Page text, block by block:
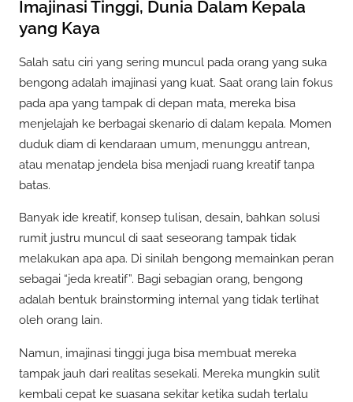
Imajinasi Tinggi, Dunia Dalam Kepala
yang Kaya
Salah satu ciri yang sering muncul pada orang yang suka
bengong adalah imajinasi yang kuat. Saat orang lain fokus
pada apa yang tampak di depan mata, mereka bisa
menjelajah ke berbagai skenario di dalam kepala. Momen
duduk diam di kendaraan umum, menunggu antrean,
atau menatap jendela bisa menjadi ruang kreatif tanpa
batas.
Banyak ide kreatif, konsep tulisan, desain, bahkan solusi
rumit justru muncul di saat seseorang tampak tidak
melakukan apa apa. Di sinilah bengong memainkan peran
sebagai “jeda kreatif”. Bagi sebagian orang, bengong
adalah bentuk brainstorming internal yang tidak terlihat
oleh orang lain.
Namun, imajinasi tinggi juga bisa membuat mereka
tampak jauh dari realitas sesekali. Mereka mungkin sulit
kembali cepat ke suasana sekitar ketika sudah terlalu